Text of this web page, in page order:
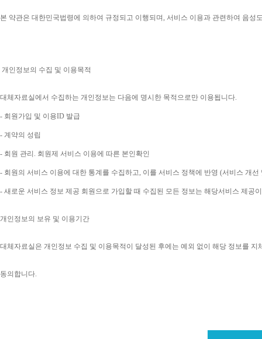
본 약관은 대한민국법령에 의하여 규정되고 이행되며, 서비스 이용과 관련하여 음성
개인정보의 수집 및 이용목적
대체자료실에서 수집하는 개인정보는 다음에 명시한 목적으로만 이용됩니다.
- 회원가입 및 이용ID 발급
- 계약의 성립
- 회원 관리 . 회원제 서비스 이용에 따른 본인확인
- 회원의 서비스 이용에 대한 통계를 수집하고, 이를 서비스 정책에 반영 (서비스 개선
- 새로운 서비스 정보 제공 회원으로 가입할 때 수집된 모든 정보는 해당서비스 제
개인정보의 보유 및 이용기간
대체자료실은 개인정보 수집 및 이용목적이 달성된 후에는 예외 없이 해당 정보를 지
동의합니다.